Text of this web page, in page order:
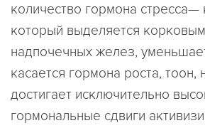
количество гормона стресса—
который выделяется
надпочечных желез,
касается гормона роста, тоон,
достигает исключительно
гормональные сдвиги